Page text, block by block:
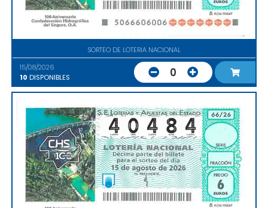
SORTEO DE LOTERIA NACIONAL
15/08/2026
10 DISPONIBLES 0